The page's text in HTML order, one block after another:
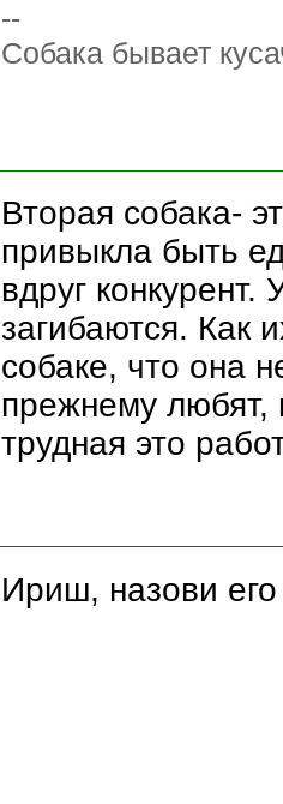
--
Собака бывает
Вторая собака-
привыкла быть
вдруг
загибаются. Как
собаке, что она
прежнему любят,
трудная это
Ириш, назови